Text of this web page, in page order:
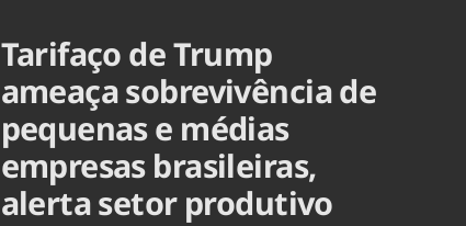
Brasil Mineral
Ciência & Tecnologia
Tarifaço de Trump
ameaça sobrevivência de
pequenas e médias
empresas brasileiras,
alerta setor produtivo